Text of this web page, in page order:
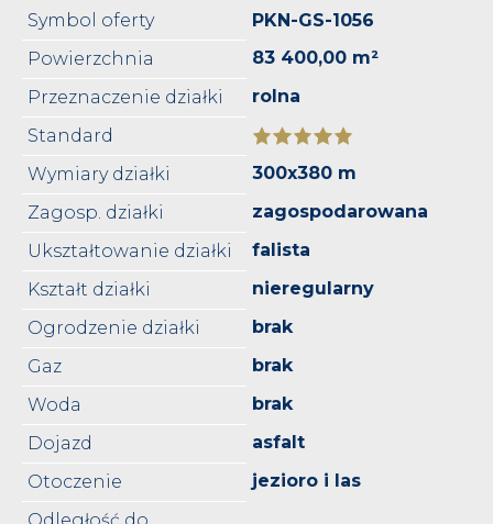
Symbol oferty
PKN-GS-1056
Powierzchnia
83 400,00 m²
Przeznaczenie działki
rolna
Standard
Wymiary działki
300x380 m
Zagosp. działki
zagospodarowana
Ukształtowanie działki
falista
Kształt działki
nieregularny
Ogrodzenie działki
brak
Gaz
brak
Woda
brak
Dojazd
asfalt
Otoczenie
jezioro i las